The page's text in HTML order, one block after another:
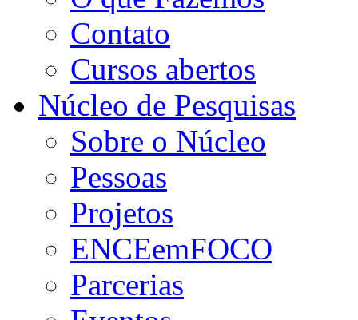
Contato
Cursos abertos
Núcleo de Pesquisas
Sobre o Núcleo
Pessoas
Projetos
ENCEemFOCO
Parcerias